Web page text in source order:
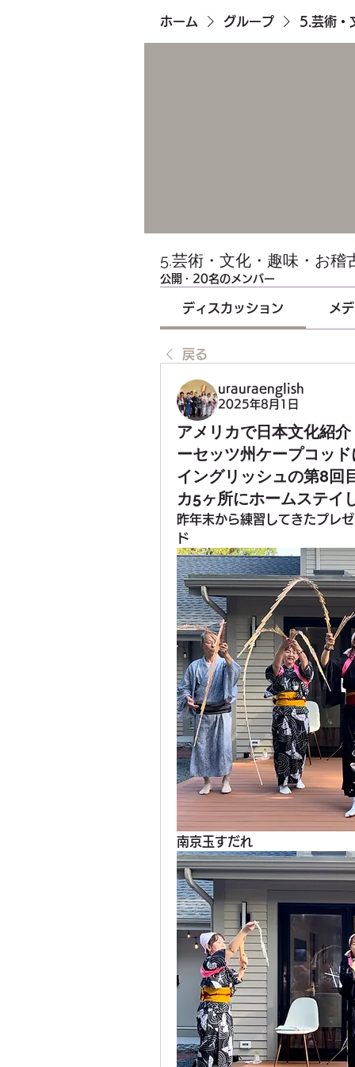
ホーム グループ 5.芸術・
5.芸術・文化・趣味・お稽
公開 · 20名のメンバー
ディスカッション メ
戻る
urauraenglish
2025年8月1日
アメリカで日本文化紹
ーセッツ州ケープコッ
イングリッシュの第8回
カ5ヶ所にホームステイ
昨年末から練習してきたプレ
ド
南京玉すだれ